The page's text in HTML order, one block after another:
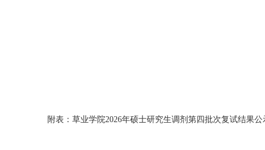
附表： 草业学院2026年硕士研究生调剂第四批次复试结果